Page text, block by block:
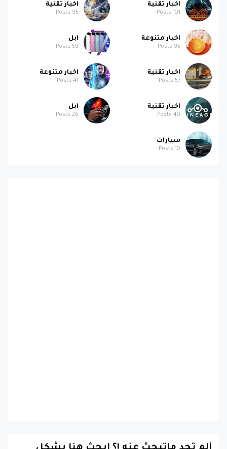
اخبار تقنية
101
اخبار تقنية
95
اخبار متنوعة
95
ابل
58
اخبار تقنية
57
اخبار متنوعة
41
اخبار تقنية
40
ابل
26
سيارات
10